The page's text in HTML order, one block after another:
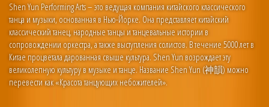
Shen Yun Performing Arts – это ведущая компания китайского классического
танца и музыки, основанная в Нью-Йорке. Она представляет китайский
классический танец, народные танцы и танцевальные истории в
сопровождении оркестра, а также выступления солистов. В течение 5000 лет в
Китае процветала дарованная свыше культура. Shen Yun возрождает эту
великолепную культуру в музыке и танце. Название Shen Yun (神韻) можно
перевести как «Красота танцующих небожителей».